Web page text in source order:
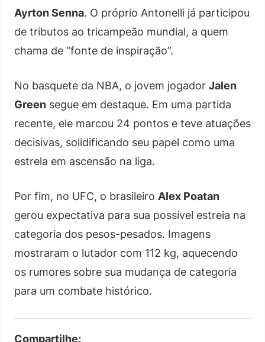
Ayrton Senna. O próprio Antonelli já participou
de tributos ao tricampeão mundial, a quem
chama de “fonte de inspiração”.
No basquete da NBA, o jovem jogador Jalen
Green segue em destaque. Em uma partida
recente, ele marcou 24 pontos e teve atuações
decisivas, solidificando seu papel como uma
estrela em ascensão na liga.
Por fim, no UFC, o brasileiro Alex Poatan
gerou expectativa para sua possível estreia na
categoria dos pesos-pesados. Imagens
mostraram o lutador com 112 kg, aquecendo
os rumores sobre sua mudança de categoria
para um combate histórico.
Compartilhe: